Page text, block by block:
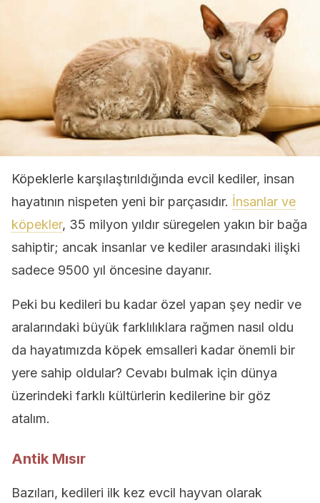
Köpeklerle karşılaştırıldığında evcil kediler, insan
hayatının nispeten yeni bir parçasıdır. İnsanlar ve
köpekler, 35 milyon yıldır süregelen yakın bir bağa
sahiptir; ancak insanlar ve kediler arasındaki ilişki
sadece 9500 yıl öncesine dayanır.
Peki bu kedileri bu kadar özel yapan şey nedir ve
aralarındaki büyük farklılıklara rağmen nasıl oldu
da hayatımızda köpek emsalleri kadar önemli bir
yere sahip oldular? Cevabı bulmak için dünya
üzerindeki farklı kültürlerin kedilerine bir göz
atalım.
Antik Mısır
Bazıları, kedileri ilk kez evcil hayvan olarak